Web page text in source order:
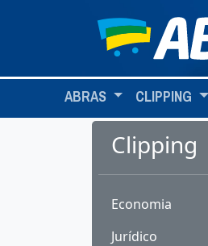
ABRAS CLIPPING
Clipping
Economia
Jurídico